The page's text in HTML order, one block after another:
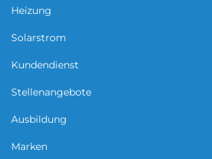
Heizung
Solarstrom
Kundendienst
Stellenangebote
Ausbildung
Marken